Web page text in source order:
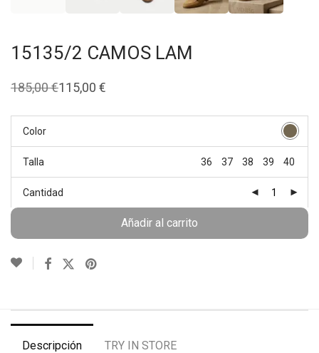
15135/2 CAMOS LAM
185,00€
El
185,00 €.
115,00 €
El
115,00 €.
Color
Talla 36 37 38 39 40
Cantidad
Añadir al carrito
Descripción TRY IN STORE